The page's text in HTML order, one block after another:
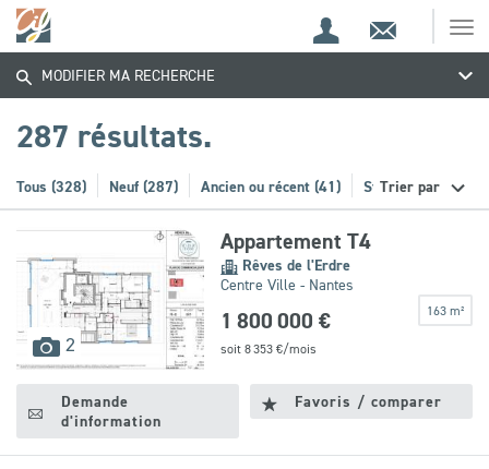
Espace
de
Espace
client
Contact
Trouvez
votre
bien
MODIFIER MA RECHERCHE
287 résultats.
Trier par
Tous (328) Neuf (287) Ancien ou récent (41) Stationnement (21)
2 images
disponibles
Appartement T4
Rêves de l'Erdre
Centre Ville - Nantes
163 m²
1 800 000 €
soit 8 353€/mois
Demande
d'information
Favoris / comparer